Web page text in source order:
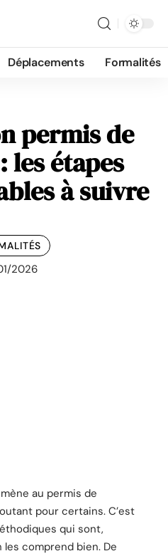
Déplacements Formalités
permis de
les étapes
à suivre
2026
au permis de
pour certains. C’est
qui sont,
comprend bien. De